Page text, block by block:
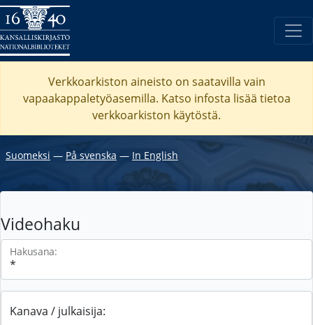
Verkkoarkiston aineisto on saatavilla vain
vapaakappaletyöasemilla. Katso infosta lisää tietoa
verkkoarkiston käytöstä.
Suomeksi ― På svenska ― In English
Videohaku
Hakusana:
Kanava / julkaisija: